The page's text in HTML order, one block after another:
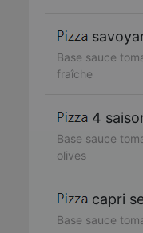
Base sauce
fraîche
4
Base sauce
olives
capri
Base sauce